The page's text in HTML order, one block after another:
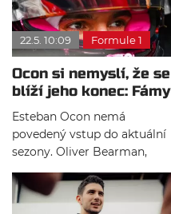
a soustředí se pouze na
zlepšení výkonů po
náročném průběhu sezóny.
22.5. 10:09 Formule 1
Ocon si nemyslí, že se
blíží jeho konec: Fámy
označil za nesmysl
Esteban Ocon nemá
povedený vstup do aktuální
sezony. Oliver Bearman,
který zahájil teprve svou
druhou kompletní sezonu,
ho jasně poráží a o body pro